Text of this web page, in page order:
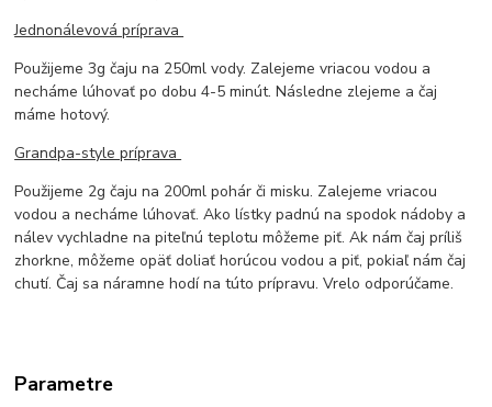
Jednonálevová príprava
Použijeme 3g čaju na 250ml vody. Zalejeme vriacou vodou a
necháme lúhovať po dobu 4-5 minút. Následne zlejeme a čaj
máme hotový.
Grandpa-style príprava
Použijeme 2g čaju na 200ml pohár či misku. Zalejeme vriacou
vodou a necháme lúhovať. Ako lístky padnú na spodok nádoby a
nálev vychladne na piteľnú teplotu môžeme piť. Ak nám čaj príliš
zhorkne, môžeme opäť doliať horúcou vodou a piť, pokiaľ nám čaj
chutí. Čaj sa náramne hodí na túto prípravu. Vrelo odporúčame.
Parametre